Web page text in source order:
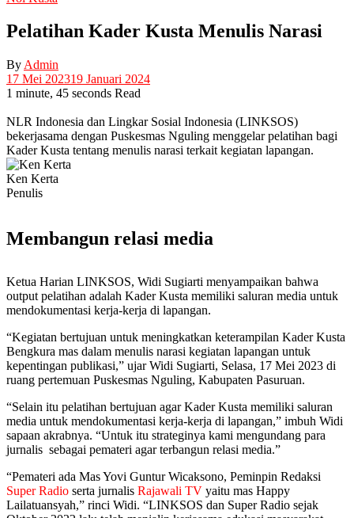
Pelatihan Kader Kusta Menulis Narasi
By Admin
17 Mei 202319 Januari 2024
1 minute, 45 seconds Read
NLR Indonesia dan Lingkar Sosial Indonesia (LINKSOS)
bekerjasama dengan Puskesmas Nguling menggelar pelatihan bagi
Kader Kusta tentang menulis narasi terkait kegiatan lapangan.
Ken Kerta
Penulis
Membangun relasi media
Ketua Harian LINKSOS, Widi Sugiarti menyampaikan bahwa
output pelatihan adalah Kader Kusta memiliki saluran media untuk
mendokumentasi kerja-kerja di lapangan.
“Kegiatan bertujuan untuk meningkatkan keterampilan Kader Kusta
Bengkura mas dalam menulis narasi kegiatan lapangan untuk
kepentingan publikasi,” ujar Widi Sugiarti, Selasa, 17 Mei 2023 di
ruang pertemuan Puskesmas Nguling, Kabupaten Pasuruan.
“Selain itu pelatihan bertujuan agar Kader Kusta memiliki saluran
media untuk mendokumentasi kerja-kerja di lapangan,” imbuh Widi
sapaan akrabnya. “Untuk itu strateginya kami mengundang para
jurnalis sebagai pemateri agar terbangun relasi media.”
“Pemateri ada Mas Yovi Guntur Wicaksono, Peminpin Redaksi
Super Radio serta jurnalis Rajawali TV yaitu mas Happy
Lailatuansyah,” rinci Widi. “LINKSOS dan Super Radio sejak